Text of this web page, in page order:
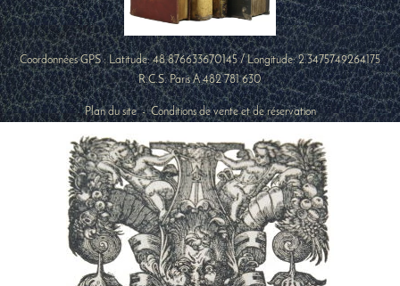
Coordonnées GPS : Latitude:48.876633670145/ Longitude:2.3475749264175
R.C.S. Paris A 482 781 630
Plan du site-Conditions de vente et de réservation